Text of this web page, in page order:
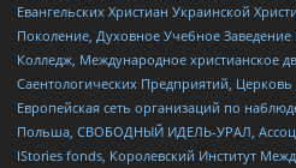
Евангельских Христиан Украинской
Поколение, Духовное Учебное
Колледж, Международное христианское
Саентологических Предприятий,
Европейская сеть организаций по
Польша, СВОБОДНЫЙ ИДЕЛЬ-УРАЛ,
IStories fonds, Королевский Институт